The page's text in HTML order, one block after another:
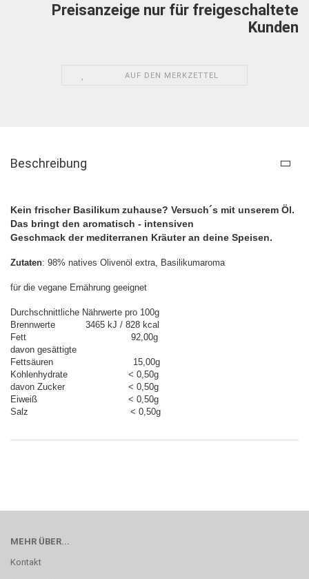
Preisanzeige nur für freigeschaltete
Kunden
AUF DEN MERKZETTEL
Beschreibung
Kein frischer Basilikum zuhause? Versuch´s mit unserem Öl.
Das bringt den aromatisch - intensiven
Geschmack der mediterranen Kräuter an deine Speisen.
Zutaten: 98% natives Olivenöl extra, Basilikumaroma
für die vegane Ernährung geeignet
Durchschnittliche Nährwerte pro 100g
Brennwerte 3465 kJ / 828 kcal
Fett 92,00g
davon gesättigte
Fettsäuren 15,00g
Kohlenhydrate < 0,50g
davon Zucker < 0,50g
Eiweiß < 0,50g
Salz < 0,50g
MEHR ÜBER...
Kontakt